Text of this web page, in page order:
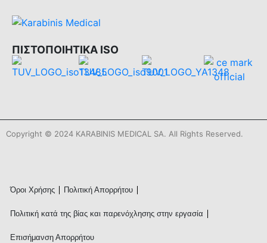
ΠΙΣΤΟΠΟΙΗΤΙΚΑ ISO
Copyright © 2024 KARABINIS MEDICAL SA. All Rights Reserved.
Όροι Χρήσης Πολιτική Απορρήτου
Πολιτική κατά της βίας και παρενόχλησης στην εργασία
Επισήμανση Απορρήτου